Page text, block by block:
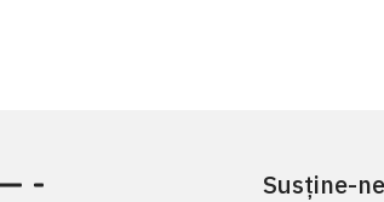
Susține-ne